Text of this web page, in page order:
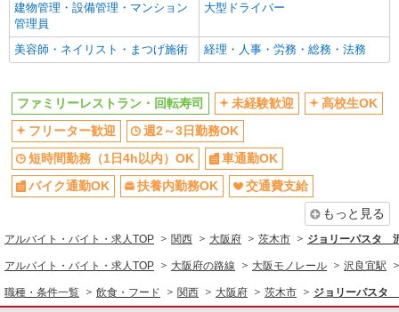
同じ特徴から求人を探す
未経験歓迎
高校生OK
週2～3日勤務OK
短時間勤務（1日4h以内）OK
車通勤OK
扶養内勤務OK
交通費支給
社会保険あり
建物管理・設備管理・マンション
管理員
大型ドライバー
美容師・ネイリスト・まつげ施術 経理・人事・労務・総務・法務
ファミリーレストラン・回転寿司 未経験歓迎
高校生OK
フリーター歓迎
週2～3日勤務OK
短時間勤務（1日4h以内）OK
車通勤OK
バイク通勤OK
扶養内勤務OK
交通費支給
もっと見る
アルバイト・バイト・求人TOP 関西 大阪府 茨木市 ジョリーパスタ
アルバイト・バイト・求人TOP 大阪府の路線 大阪モノレール 沢良宜駅
職種・条件一覧 飲食・フード 関西 大阪府 茨木市 ジョリーパスタ